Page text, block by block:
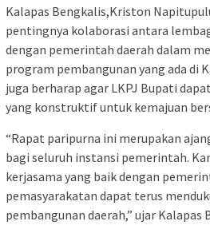
Kalapas Bengkalis,Kriston
pentingnya kolaborasi antara
dengan pemerintah daerah dalam
program pembangunan yang ada di
juga berharap agar LKPJ Bupati
yang konstruktif untuk kemajuan
“Rapat paripurna ini merupakan
bagi seluruh instansi pemerintah.
kerjasama yang baik dengan
pemasyarakatan dapat terus
pembangunan daerah,” ujar Kalapas